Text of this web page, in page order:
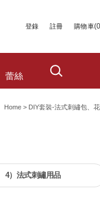
登錄 註冊 購物車(0
蕾絲
Home > DIY套裝-法式刺繡包、
4）法式刺繡用品